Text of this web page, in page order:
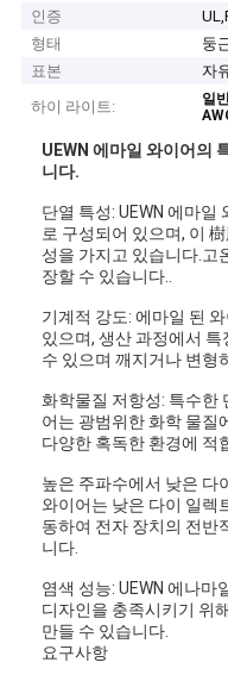
인증
형태
둥
표본
자
하이 라이트:
일
UEWN 에마일 와이어의
니다.
단열 특성: UEWN 에마
로 구성되어 있으며, 이
성을 가지고 있습니다.고
장할 수 있습니다..
기계적 강도: 에마일 된
있으며, 생산 과정에서
수 있으며 깨지거나 변형
화학물질 저항성: 특수한
어는 광범위한 화학 물질
다양한 혹독한 환경에 적
높은 주파수에서 낮은 다
와이어는 낮은 다이 일렉
동하여 전자 장치의 전반
니다.
염색 성능: UEWN 에나마
디자인을 충족시키기 위
만들 수 있습니다.
요구사항